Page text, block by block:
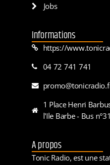
Jobs
Informations
https://
04 72 741 741
1 Place Henri
l'Ile Barbe - Bus
A propos
Tonic Radio, est une